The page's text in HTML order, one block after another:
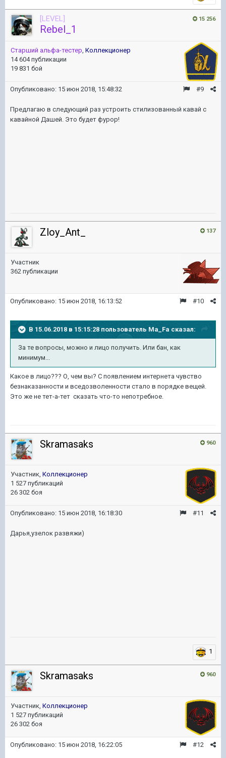
15 256
[LEVEL]
Rebel_1
Старший альфа-тестер Коллекционер
14 604 публикации
19 831 бой
#9
Опубликовано: 15 июн 2018, 15:48:32
Предлагаю в следующий раз устроить стилизованный кавай с
кавайной Дашей. Это будет фурор!
137
Zloy_Ant_
Участник
362 публикации
#10
Опубликовано: 15 июн 2018, 16:13:52
В 15.06.2018 в 15:15:28 пользователь Ma_Fa сказал:
За те вопросы, можно и лицо получить. Или бан, как
минимум...
Какое в лицо??? О, чем вы? С появлением интернета чувство
безнаказанности и вседозволенности стало в порядке вещей.
Это же не тет-а-тет сказать что-то непотребное.
960
Skramasaks
Участник, Коллекционер
1 527 публикаций
26 302 боя
#11
Опубликовано: 15 июн 2018, 16:18:30
Дарья,узелок развяжи)
1
960
Skramasaks
Участник, Коллекционер
1 527 публикаций
26 302 боя
#12
Опубликовано: 15 июн 2018, 16:22:05